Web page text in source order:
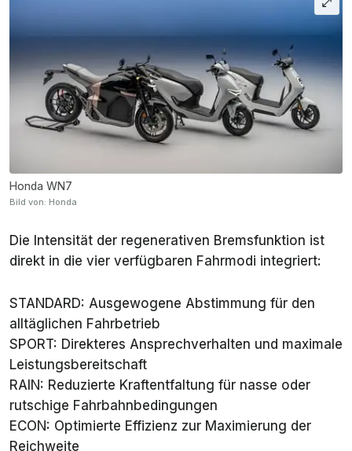
Honda WN7
Bild von: Honda
Die Intensität der regenerativen Bremsfunktion ist
direkt in die vier verfügbaren Fahrmodi integriert:
STANDARD: Ausgewogene Abstimmung für den
alltäglichen Fahrbetrieb
SPORT: Direkteres Ansprechverhalten und maximale
Leistungsbereitschaft
RAIN: Reduzierte Kraftentfaltung für nasse oder
rutschige Fahrbahnbedingungen
ECON: Optimierte Effizienz zur Maximierung der
Reichweite